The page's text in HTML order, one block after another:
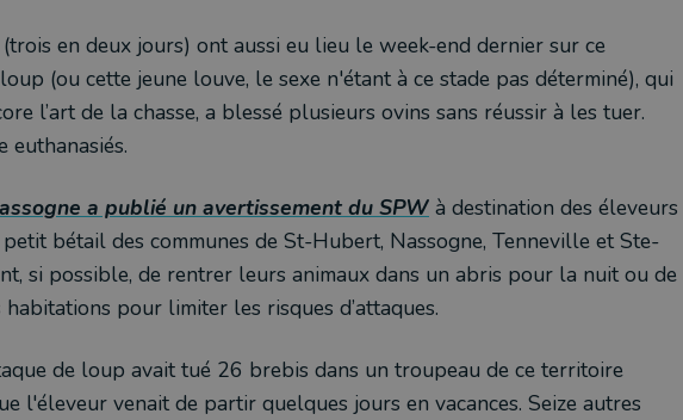
en deux jours) ont aussi eu lieu le week-end dernier sur ce
(ou cette jeune louve, le sexe n'étant à ce stade pas déterminé), qui
l’art de la chasse, a blessé plusieurs ovins sans réussir à les tuer.
euthanasiés.
a publié un avertissement du SPW à destination des éleveurs
bétail des communes de St-Hubert, Nassogne, Tenneville et Ste-
si possible, de rentrer leurs animaux dans un abris pour la nuit ou de
pour limiter les risques d’attaques.
de loup avait tué 26 brebis dans un troupeau de ce territoire
l'éleveur venait de partir quelques jours en vacances. Seize autres